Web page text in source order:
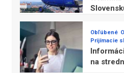
Obľúbené
Prijímacie
na